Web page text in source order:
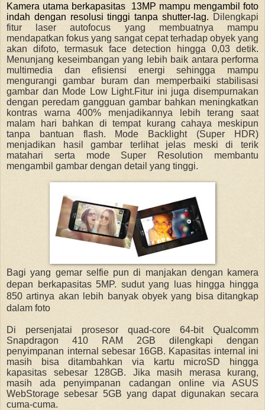
Kamera utama berkapasitas 13MP mampu mengambil foto
indah dengan resolusi tinggi tanpa shutter-lag. Dilengkapi
fitur laser autofocus yang membuatnya mampu
mendapatkan fokus yang sangat cepat terhadap obyek yang
akan difoto, termasuk face detection hingga 0,03 detik.
Menunjang keseimbangan yang lebih baik antara performa
multimedia dan efisiensi energi sehingga mampu
mengurangi gambar buram dan memperbaiki stabilisasi
gambar dan Mode Low Light.Fitur ini juga disempurnakan
dengan peredam gangguan gambar bahkan meningkatkan
kontras warna 400% menjadikannya lebih terang saat
malam hari bahkan di tempat kurang cahaya meskipun
tanpa bantuan flash. Mode Backlight (Super HDR)
menjadikan hasil gambar terlihat jelas meski di terik
matahari serta mode Super Resolution membantu
mengambil gambar dengan detail yang tinggi.
Bagi yang gemar selfie pun di manjakan dengan kamera
depan berkapasitas 5MP. sudut yang luas hingga hingga
850 artinya akan lebih banyak obyek yang bisa ditangkap
dalam foto
Di persenjatai prosesor quad-core 64-bit Qualcomm
Snapdragon 410 RAM 2GB dilengkapi dengan
penyimpanan internal sebesar 16GB. Kapasitas internal ini
masih bisa ditambahkan via kartu microSD hingga
kapasitas sebesar 128GB. Jika masih merasa kurang,
masih ada penyimpanan cadangan online via ASUS
WebStorage sebesar 5GB yang dapat digunakan secara
cuma-cuma.